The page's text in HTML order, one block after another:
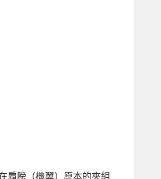
肩膀（機翼）原本的夾組